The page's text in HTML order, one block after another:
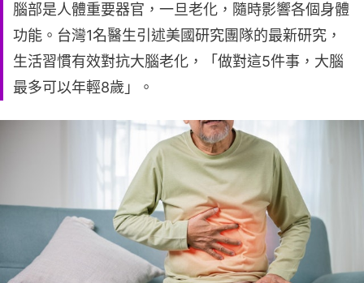
腦部是人體重要器官，一旦老化，隨時影響各個身體
功能。台灣1名醫生引述美國研究團隊的最新研究，
生活習慣有效對抗大腦老化，「做對這5件事，大腦
最多可以年輕8歲」。